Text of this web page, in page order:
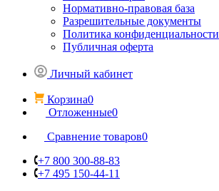
Нормативно-правовая база
Разрешительные документы
Политика конфиденциальности
Публичная оферта
Личный кабинет
Корзина0
Отложенные0
Сравнение товаров0
+7 800 300-88-83
+7 495 150-44-11